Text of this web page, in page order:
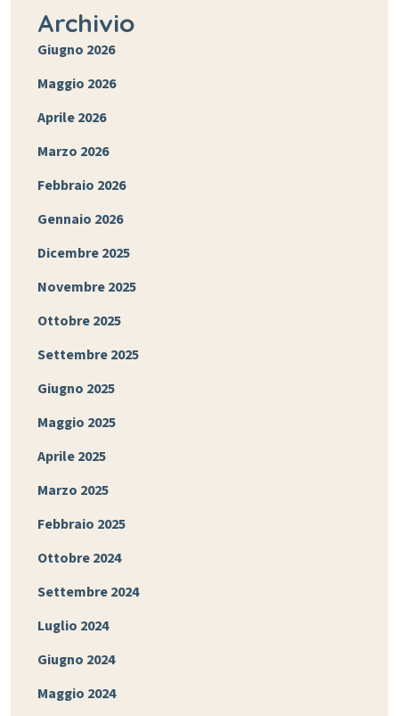
Archivio
Giugno 2026
Maggio 2026
Aprile 2026
Marzo 2026
Febbraio 2026
Gennaio 2026
Dicembre 2025
Novembre 2025
Ottobre 2025
Settembre 2025
Giugno 2025
Maggio 2025
Aprile 2025
Marzo 2025
Febbraio 2025
Ottobre 2024
Settembre 2024
Luglio 2024
Giugno 2024
Maggio 2024